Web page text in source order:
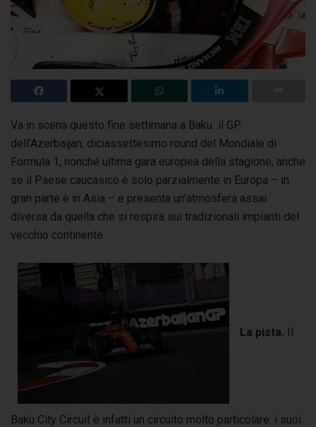
Va in scena questo fine settimana a Baku il GP
dell’Azerbaijan, diciassettesimo round del Mondiale di
Formula 1, nonché ultima gara europea della stagione, anche
se il Paese caucasico è solo parzialmente in Europa – in
gran parte è in Asia – e presenta un’atmosfera assai
diversa da quella che si respira sui tradizionali impianti del
vecchio continente.
La pista. Il
Baku City Circuit è infatti un circuito molto particolare: i suoi